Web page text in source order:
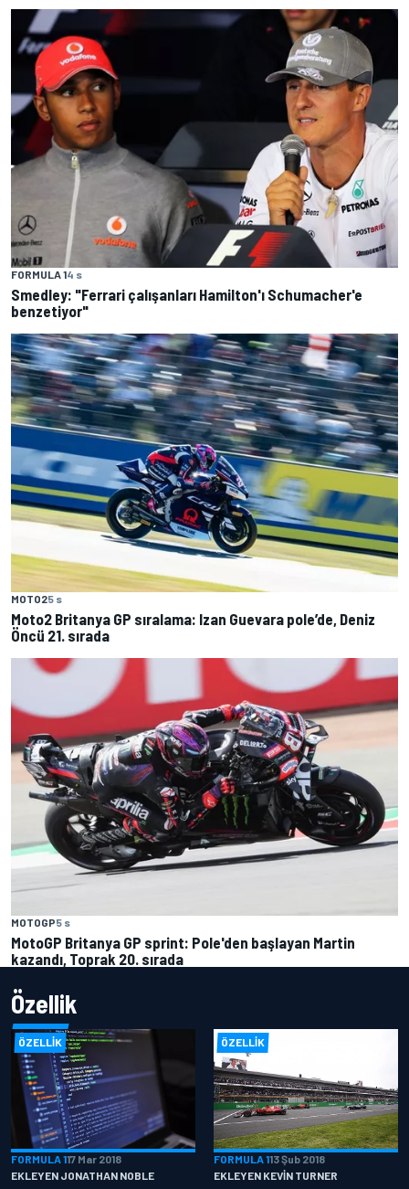
FORMULA 14 s
Smedley: "Ferrari çalışanları Hamilton'ı Schumacher'e
benzetiyor"
MOTO25 s
Moto2 Britanya GP sıralama: Izan Guevara pole’de, Deniz
Öncü 21. sırada
MOTOGP5 s
MotoGP Britanya GP sprint: Pole'den başlayan Martin
kazandı, Toprak 20. sırada
Özellik
ÖZELLIK
FORMULA 117 Mar 2018
EKLEYEN JONATHAN NOBLE
ÖZELLIK
FORMULA 113 Şub 2018
EKLEYEN KEVIN TURNER